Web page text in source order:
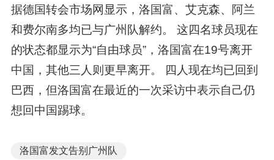
据德国转会市场网显示，洛国富、艾克森、阿兰
和费尔南多均已与广州队解约。 这四名球员现在
的状态都显示为“自由球员”，洛国富在19号离开
中国，其他三人则更早离开。 四人现在均已回到
巴西，但洛国富在最近的一次采访中表示自己仍
想回中国踢球。
洛国富发文告别广州队